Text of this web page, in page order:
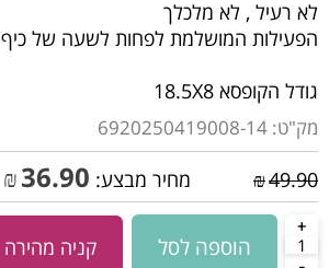
לא רעיל , לא מלכלך
הפעילות המושלמת לפחות לשעה של כיף
גודל הקופסא 18.5X8
מק"ט: 6920250419008-14
₪49.90 מחיר מבצע: ₪36.90
הוספה לסל קניה מהירה